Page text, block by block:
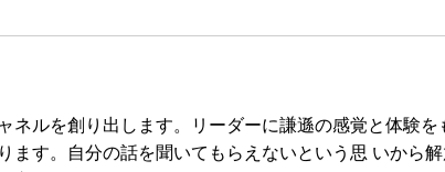
ルを創り出します。リーダーに謙遜の感覚と体験
す。自分の話を聞いてもらえないという思 いから